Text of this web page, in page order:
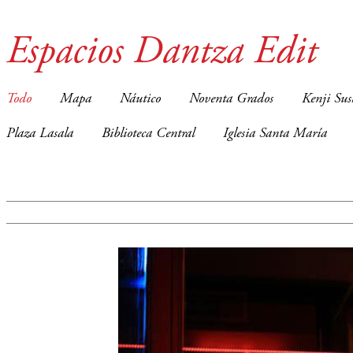
Espacios Dantza Edit
Todo Mapa Náutico Noventa Grados Kenji
Plaza Lasala Biblioteca Central Iglesia Santa María